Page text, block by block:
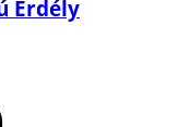
Erdély